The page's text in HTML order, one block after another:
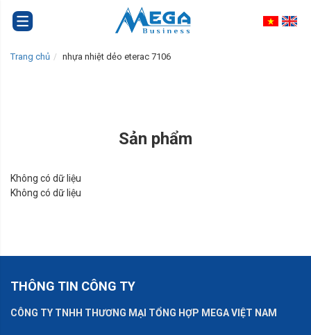
Trang chủ nhựa nhiệt dẻo eterac 7106
Sản phẩm
Không có dữ liệu
Không có dữ liệu
THÔNG TIN CÔNG TY
CÔNG TY TNHH THƯƠNG MẠI TỔNG HỢP MEGA VIỆT NAM